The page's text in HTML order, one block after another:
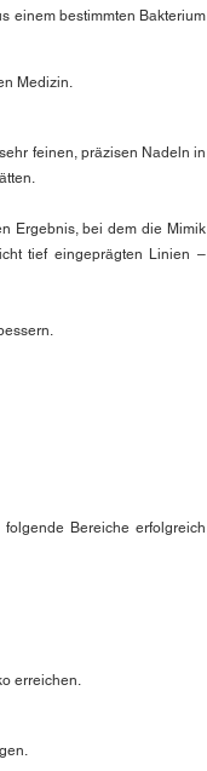
einem bestimmten Bakterium
Medizin.
feinen, präzisen Nadeln in
Ergebnis, bei dem die Mimik
tief eingeprägten Linien –
Bereiche erfolgreich
erreichen.